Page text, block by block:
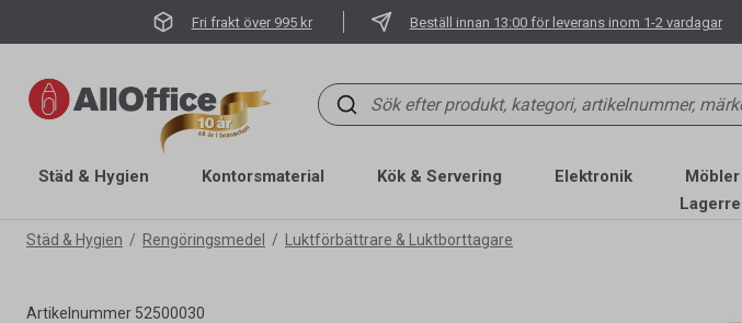
Fri frakt över 995 kr Beställ innan 13:00 för leverans inom 1-2 vardagar
Städ & Hygien Kontorsmaterial Kök & Servering Elektronik
Städ & Hygien Rengöringsmedel Luktförbättrare & Luktborttagare
Artikelnummer 52500030